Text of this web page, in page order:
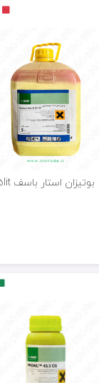
بوتیزان استار باسف 5lit